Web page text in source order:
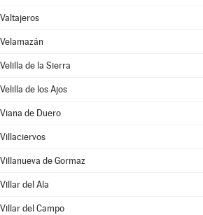
Valtajeros
Velamazán
Velilla de la Sierra
Velilla de los Ajos
Viana de Duero
Villaciervos
Villanueva de Gormaz
Villar del Ala
Villar del Campo